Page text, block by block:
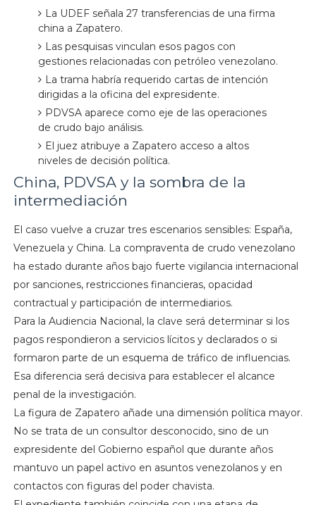
La UDEF señala 27 transferencias de una firma
china a Zapatero.
Las pesquisas vinculan esos pagos con
gestiones relacionadas con petróleo venezolano.
La trama habría requerido cartas de intención
dirigidas a la oficina del expresidente.
PDVSA aparece como eje de las operaciones
de crudo bajo análisis.
El juez atribuye a Zapatero acceso a altos
niveles de decisión política.
China, PDVSA y la sombra de la
intermediación
El caso vuelve a cruzar tres escenarios sensibles: España,
Venezuela y China. La compraventa de crudo venezolano
ha estado durante años bajo fuerte vigilancia internacional
por sanciones, restricciones financieras, opacidad
contractual y participación de intermediarios.
Para la Audiencia Nacional, la clave será determinar si los
pagos respondieron a servicios lícitos y declarados o si
formaron parte de un esquema de tráfico de influencias.
Esa diferencia será decisiva para establecer el alcance
penal de la investigación.
La figura de Zapatero añade una dimensión política mayor.
No se trata de un consultor desconocido, sino de un
expresidente del Gobierno español que durante años
mantuvo un papel activo en asuntos venezolanos y en
contactos con figuras del poder chavista.